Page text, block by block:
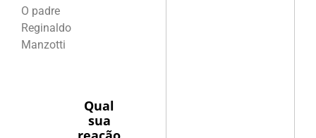
O padre
Reginaldo
Manzotti
Qual
sua